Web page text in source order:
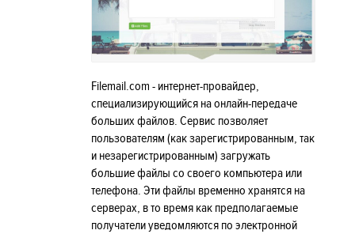
Filemail.com - интернет-провайдер,
специализирующийся на онлайн-передаче
больших файлов. Сервис позволяет
пользователям (как зарегистрированным, так
и незарегистрированным) загружать
большие файлы со своего компьютера или
телефона. Эти файлы временно хранятся на
серверах, в то время как предполагаемые
получатели уведомляются по электронной